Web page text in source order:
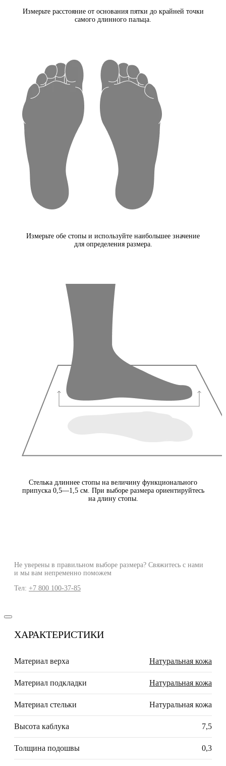
Измерьте расстояние от основания пятки до крайней точки
самого длинного пальца.
Измерьте обе стопы и используйте наибольшее значение
для определения размера.
Стелька длиннее стопы на величину функционального
припуска 0,5—1,5 см. При выборе размера ориентируйтесь
на длину стопы.
Не уверены в правильном выборе размера? Свяжитесь с нами
и мы вам непременно поможем
Тел: +7 800 100-37-85
ХАРАКТЕРИСТИКИ
Материал верха Натуральная кожа
Материал подкладки Натуральная кожа
Материал стельки Натуральная кожа
Высота каблука 7,5
Толщина подошвы 0,3